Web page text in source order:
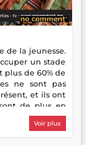
de la jeunesse.
un stade
plus de 60% de
ne sont pas
et ils ont
de plus en
— souvent
avec cette
Voir plus